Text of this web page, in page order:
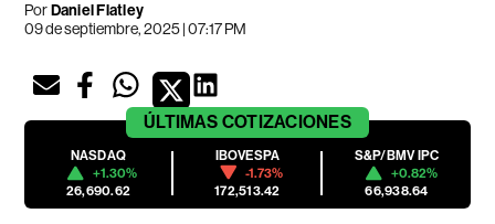
PorDaniel Flatley
09 de septiembre, 2025 | 07:17 PM
ÚLTIMAS COTIZACIONES
NASDAQ
+1.30%
26,690.62
IBOVESPA
-1.73%
172,513.42
S&P/BMV IPC
+0.82%
66,938.64